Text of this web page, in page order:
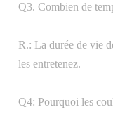
Q3. Combien de
R.: La durée de vie
les entretenez.
Q4: Pourquoi les